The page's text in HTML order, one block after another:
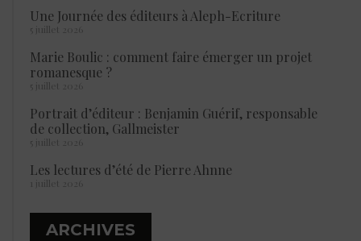
Une Journée des éditeurs à Aleph-Ecriture
5 juillet 2026
Marie Boulic : comment faire émerger un projet
romanesque ?
5 juillet 2026
Portrait d’éditeur : Benjamin Guérif, responsable
de collection, Gallmeister
5 juillet 2026
Les lectures d’été de Pierre Ahnne
1 juillet 2026
ARCHIVES